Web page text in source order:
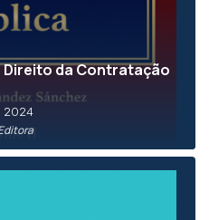
Direito da Contratação
2024